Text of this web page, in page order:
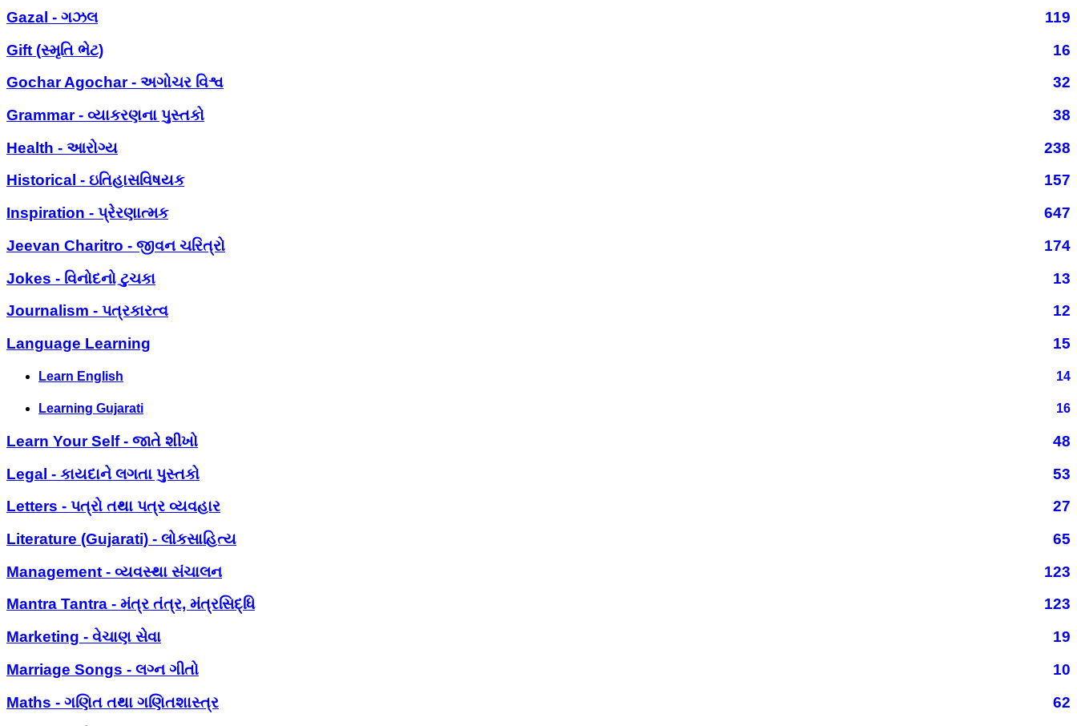
Gazal - ગઝલ
119
Gift (સ્મૃતિ ભેટ)
16
Gochar Agochar - અગોચર વિશ્વ
32
Grammar - વ્યાકરણના પુસ્તકો
38
Health - આરોગ્ય
238
Historical - ઇતિહાસવિષયક
157
Inspiration - પ્રેરણાત્મક
647
Jeevan Charitro - જીવન ચરિત્રો
174
Jokes - વિનોદનો ટુચકા
13
Journalism - પત્રકારત્વ
12
Language Learning
15
Learn English 14
Learning Gujarati 16
Learn Your Self - જાતે શીખો
48
Legal - કાયદાને લગતા પુસ્તકો
53
Letters - પત્રો તથા પત્ર વ્યવહાર
27
Literature (Gujarati) - લોકસાહિત્ય
65
Management - વ્યવસ્થા સંચાલન
123
Mantra Tantra - મંત્ર તંત્ર, મંત્રસિદ્ધિ
123
Marketing - વેચાણ સેવા
19
Marriage Songs - લગ્ન ગીતો
10
Maths - ગણિત તથા ગણિતશાસ્ત્ર
62